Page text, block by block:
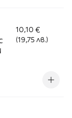
10,10 €
(19,75 лв.)